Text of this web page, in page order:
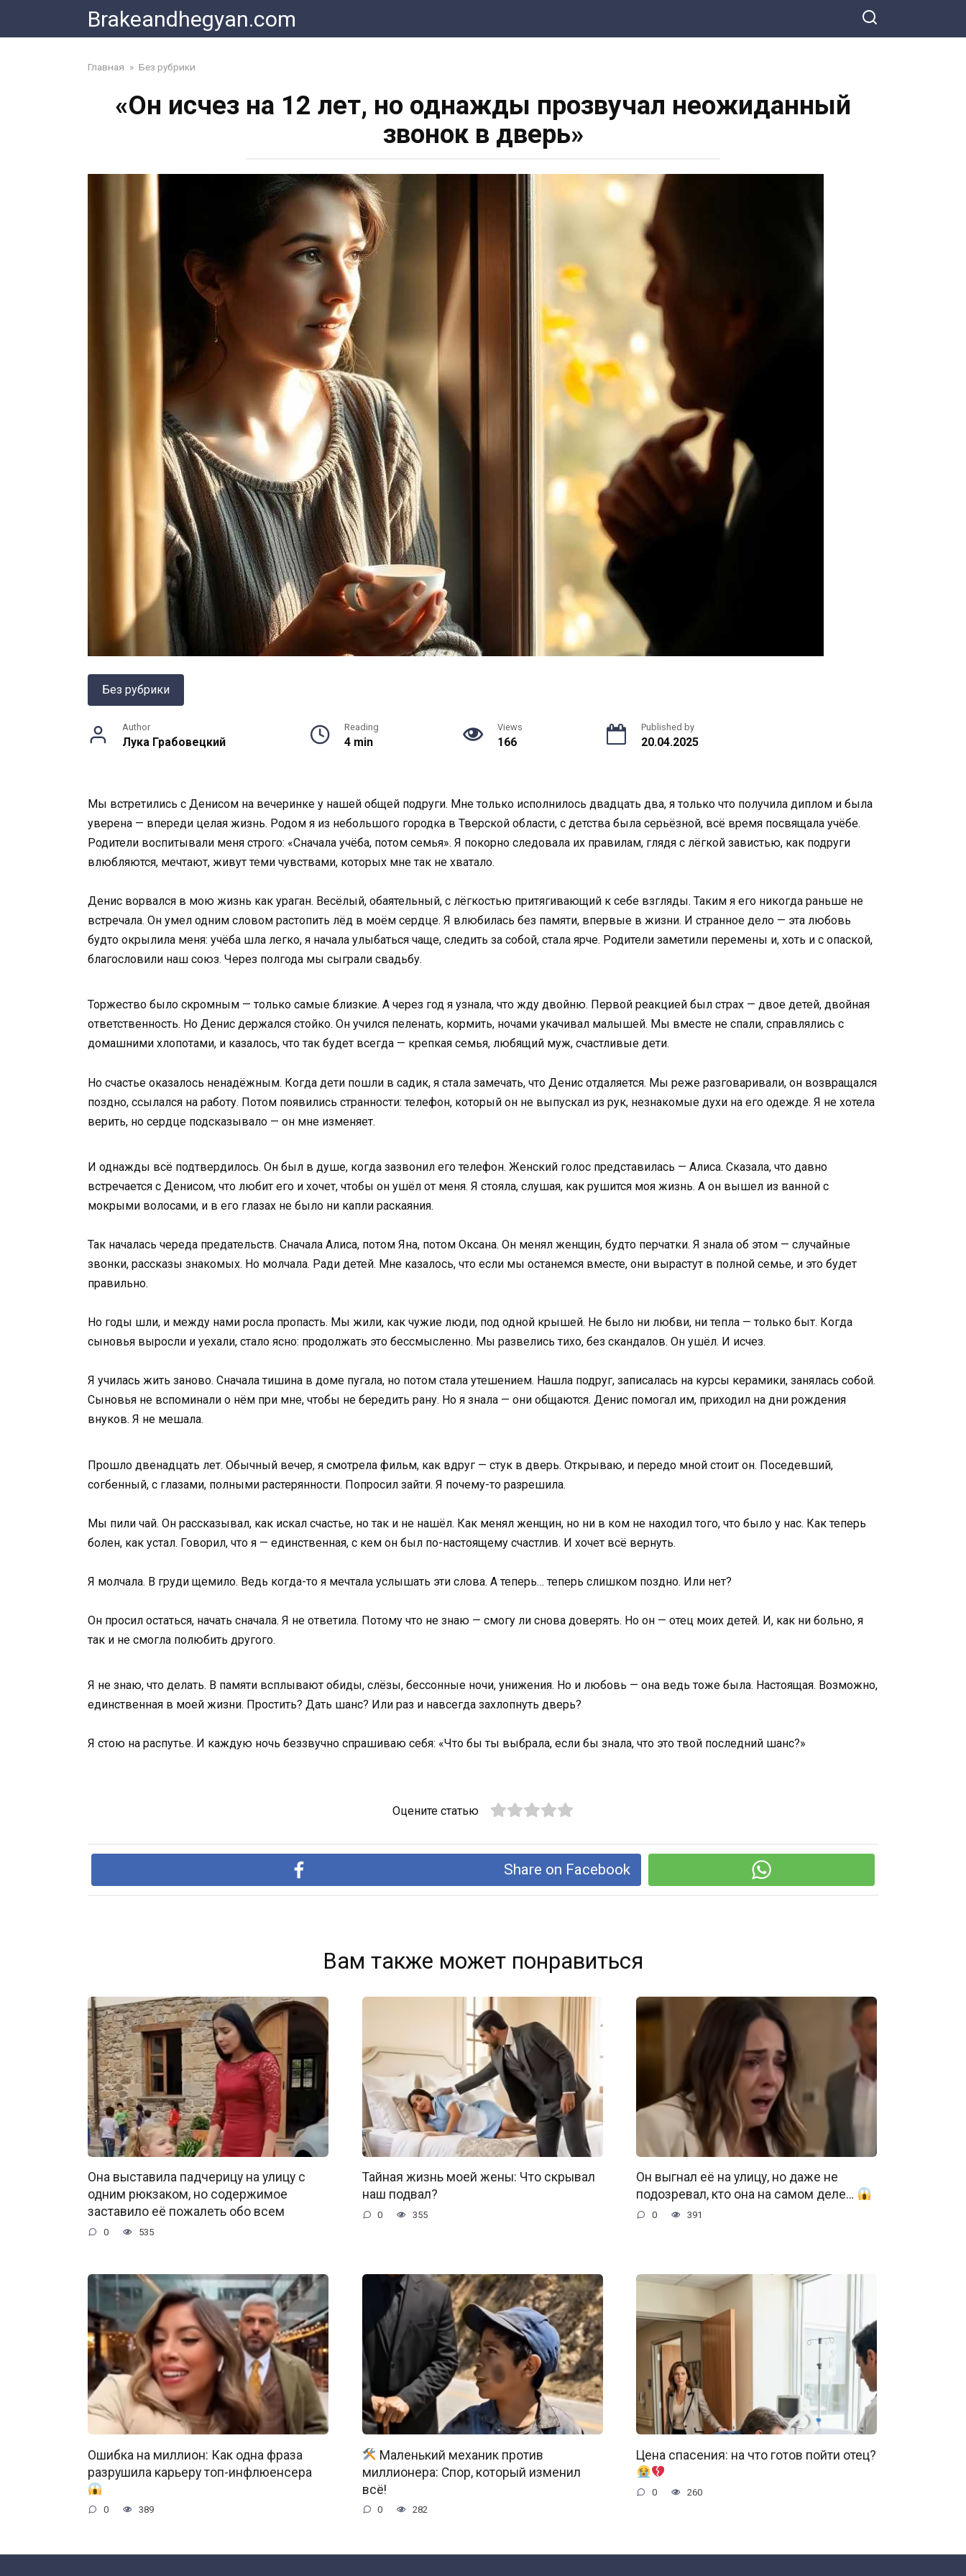
content
Brakeandhegyan.com
Главная » Без рубрики
«Он исчез на 12 лет, но однажды прозвучал неожиданный
звонок в дверь»
Без рубрики
Author
Лука Грабовецкий
Reading
4 min
Views
166
Published by
20.04.2025
Мы встретились с Денисом на вечеринке у нашей общей подруги. Мне только исполнилось двадцать два, я только что получила диплом и была
уверена — впереди целая жизнь. Родом я из небольшого городка в Тверской области, с детства была серьёзной, всё время посвящала учёбе.
Родители воспитывали меня строго: «Сначала учёба, потом семья». Я покорно следовала их правилам, глядя с лёгкой завистью, как подруги
влюбляются, мечтают, живут теми чувствами, которых мне так не хватало.
Денис ворвался в мою жизнь как ураган. Весёлый, обаятельный, с лёгкостью притягивающий к себе взгляды. Таким я его никогда раньше не
встречала. Он умел одним словом растопить лёд в моём сердце. Я влюбилась без памяти, впервые в жизни. И странное дело — эта любовь
будто окрылила меня: учёба шла легко, я начала улыбаться чаще, следить за собой, стала ярче. Родители заметили перемены и, хоть и с опаской,
благословили наш союз. Через полгода мы сыграли свадьбу.
Торжество было скромным — только самые близкие. А через год я узнала, что жду двойню. Первой реакцией был страх — двое детей, двойная
ответственность. Но Денис держался стойко. Он учился пеленать, кормить, ночами укачивал малышей. Мы вместе не спали, справлялись с
домашними хлопотами, и казалось, что так будет всегда — крепкая семья, любящий муж, счастливые дети.
Но счастье оказалось ненадёжным. Когда дети пошли в садик, я стала замечать, что Денис отдаляется. Мы реже разговаривали, он возвращался
поздно, ссылался на работу. Потом появились странности: телефон, который он не выпускал из рук, незнакомые духи на его одежде. Я не хотела
верить, но сердце подсказывало — он мне изменяет.
И однажды всё подтвердилось. Он был в душе, когда зазвонил его телефон. Женский голос представилась — Алиса. Сказала, что давно
встречается с Денисом, что любит его и хочет, чтобы он ушёл от меня. Я стояла, слушая, как рушится моя жизнь. А он вышел из ванной с
мокрыми волосами, и в его глазах не было ни капли раскаяния.
Так началась череда предательств. Сначала Алиса, потом Яна, потом Оксана. Он менял женщин, будто перчатки. Я знала об этом — случайные
звонки, рассказы знакомых. Но молчала. Ради детей. Мне казалось, что если мы останемся вместе, они вырастут в полной семье, и это будет
правильно.
Но годы шли, и между нами росла пропасть. Мы жили, как чужие люди, под одной крышей. Не было ни любви, ни тепла — только быт. Когда
сыновья выросли и уехали, стало ясно: продолжать это бессмысленно. Мы развелись тихо, без скандалов. Он ушёл. И исчез.
Я училась жить заново. Сначала тишина в доме пугала, но потом стала утешением. Нашла подруг, записалась на курсы керамики, занялась собой.
Сыновья не вспоминали о нём при мне, чтобы не бередить рану. Но я знала — они общаются. Денис помогал им, приходил на дни рождения
внуков. Я не мешала.
Прошло двенадцать лет. Обычный вечер, я смотрела фильм, как вдруг — стук в дверь. Открываю, и передо мной стоит он. Поседевший,
согбенный, с глазами, полными растерянности. Попросил зайти. Я почему-то разрешила.
Мы пили чай. Он рассказывал, как искал счастье, но так и не нашёл. Как менял женщин, но ни в ком не находил того, что было у нас. Как теперь
болен, как устал. Говорил, что я — единственная, с кем он был по-настоящему счастлив. И хочет всё вернуть.
Я молчала. В груди щемило. Ведь когда-то я мечтала услышать эти слова. А теперь… теперь слишком поздно. Или нет?
Он просил остаться, начать сначала. Я не ответила. Потому что не знаю — смогу ли снова доверять. Но он — отец моих детей. И, как ни больно, я
так и не смогла полюбить другого.
Я не знаю, что делать. В памяти всплывают обиды, слёзы, бессонные ночи, унижения. Но и любовь — она ведь тоже была. Настоящая. Возможно,
единственная в моей жизни. Простить? Дать шанс? Или раз и навсегда захлопнуть дверь?
Я стою на распутье. И каждую ночь беззвучно спрашиваю себя: «Что бы ты выбрала, если бы знала, что это твой последний шанс?»
Оцените статью
Share on Facebook
Вам также может понравиться
Она выставила падчерицу на улицу с
одним рюкзаком, но содержимое
заставило её пожалеть обо всем
0 535
Тайная жизнь моей жены: Что скрывал
наш подвал?
0 355
Он выгнал её на улицу, но даже не
подозревал, кто она на самом деле…
0 391
Ошибка на миллион: Как одна фраза
разрушила карьеру топ-инфлюенсера
0 389
Маленький механик против
миллионера: Спор, который изменил
всё!
0 282
Цена спасения: на что готов пойти отец?
0 260